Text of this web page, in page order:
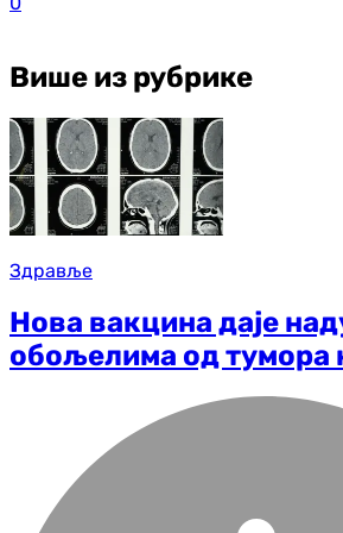
Више из рубрике
Здравље
Нова вакцина даје
обољелима од тумора